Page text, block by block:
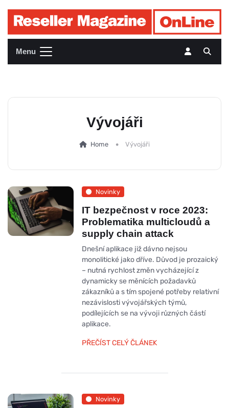
Menu
Vývojáři
Home Vývojáři
Novinky
IT bezpečnost v roce 2023:
Problematika multicloudů a
supply chain attack
Dnešní aplikace již dávno nejsou
monolitické jako dříve. Důvod je prozaický
– nutná rychlost změn vycházející z
dynamicky se měnících požadavků
zákazníků a s tím spojené potřeby relativní
nezávislosti vývojářských týmů,
podílejících se na vývoji různých částí
aplikace.
PŘEČÍST CELÝ ČLÁNEK
Novinky